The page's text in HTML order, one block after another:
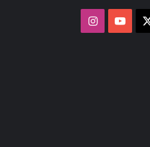
‫YouTubeانستقرام